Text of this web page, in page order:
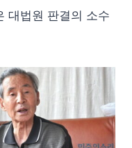
대법원 판결의 소수